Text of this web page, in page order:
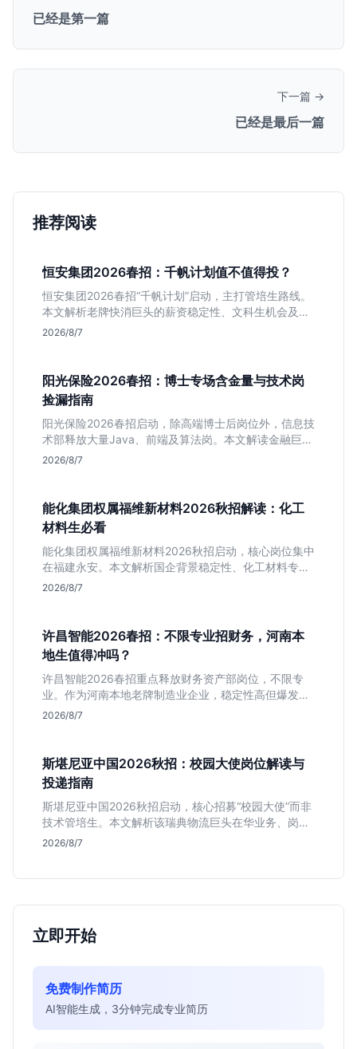
已经是第一篇
下一篇 →
已经是最后一篇
推荐阅读
恒安集团2026春招：千帆计划值不值得投？
恒安集团2026春招“千帆计划”启动，主打管培生路线。
本文解析老牌快消巨头的薪资稳定性、文科生机会及决
策链条长的局限，帮你判断是否值得投递。
2026/8/7
阳光保险2026春招：博士专场含金量与技术岗
捡漏指南
阳光保险2026春招启动，除高端博士后岗位外，信息技
术部释放大量Java、前端及算法岗。本文解读金融巨头
校招门槛，分析技术岗需求与投递价值，助你快速判断
2026/8/7
能化集团权属福维新材料2026秋招解读：化工
材料生必看
能化集团权属福维新材料2026秋招启动，核心岗位集中
在福建永安。本文解析国企背景稳定性、化工材料专业
匹配度及工作地点限制，助理工科生判断是否值得投
2026/8/7
许昌智能2026春招：不限专业招财务，河南本
地生值得冲吗？
许昌智能2026春招重点释放财务资产部岗位，不限专
业。作为河南本地老牌制造业企业，稳定性高但爆发涨
薪机会少。适合想在本地积累工业场景经验的应届生。
2026/8/7
斯堪尼亚中国2026秋招：校园大使岗位解读与
投递指南
斯堪尼亚中国2026秋招启动，核心招募“校园大使”而非
技术管培生。本文解析该瑞典物流巨头在华业务、岗位
真实职责及不限专业背后的竞争逻辑，助你判断是否值
2026/8/7
立即开始
免费制作简历
AI智能生成，3分钟完成专业简历